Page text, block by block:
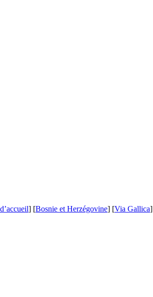
] [Bosnie et Herzégovine] [Via Gallica]